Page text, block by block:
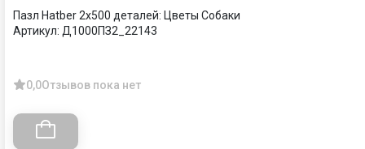
Пазл Hatber 2х500 деталей: Цветы Собаки
Артикул: Д1000ПЗ2_22143
0,0Отзывов пока нет